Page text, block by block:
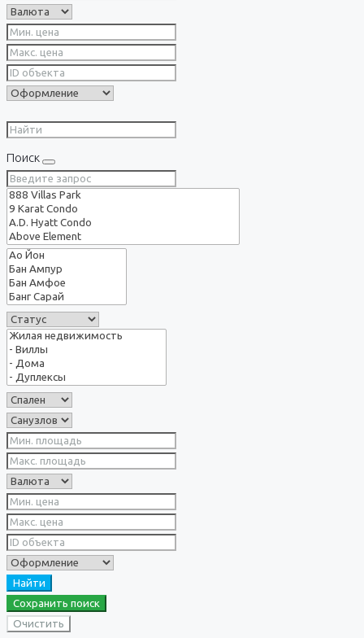
Поиск
Найти
Сохранить поиск
Очистить